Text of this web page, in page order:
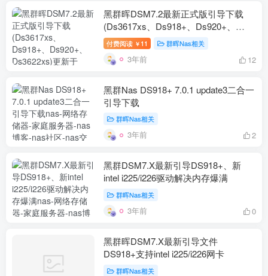
黑群晖DSM7.2最新正式版引导下载
(Ds3617xs、Ds918+、Ds920+、
Ds3622xs)更新于2023年05月27日
付费阅读 ￥ 11 群晖Nas相关
3年前 12
黑群Nas DS918+ 7.0.1 update3二合一
引导下载
群晖Nas相关
3年前 2
黑群DSM7.X最新引导DS918+、新
intel i225/i226驱动解决内存爆满
群晖Nas相关
3年前 0
黑群晖DSM7.X最新引导文件
DS918+支持intel i225/i226网卡
群晖Nas相关